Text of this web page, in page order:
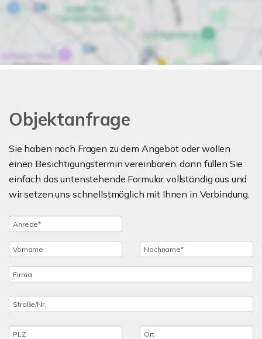
Objektanfrage
Sie haben noch Fragen zu dem Angebot oder wollen
einen Besichtigungstermin vereinbaren, dann füllen Sie
einfach das untenstehende Formular vollständig aus und
wir setzen uns schnellstmöglich mit Ihnen in Verbindung.